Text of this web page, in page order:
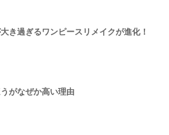
き過ぎるワンピースリメイクが進化！
がなぜか高い理由